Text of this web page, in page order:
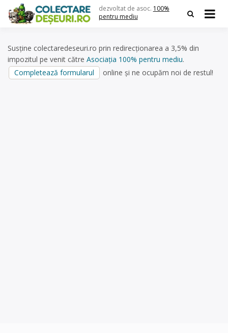
content
dezvoltat de asoc. 100%
pentru mediu
Susține colectaredeseuri.ro prin redirecționarea a 3,5% din
impozitul pe venit către Asociația 100% pentru mediu.
Completează formularul
online și ne ocupăm noi de restul!